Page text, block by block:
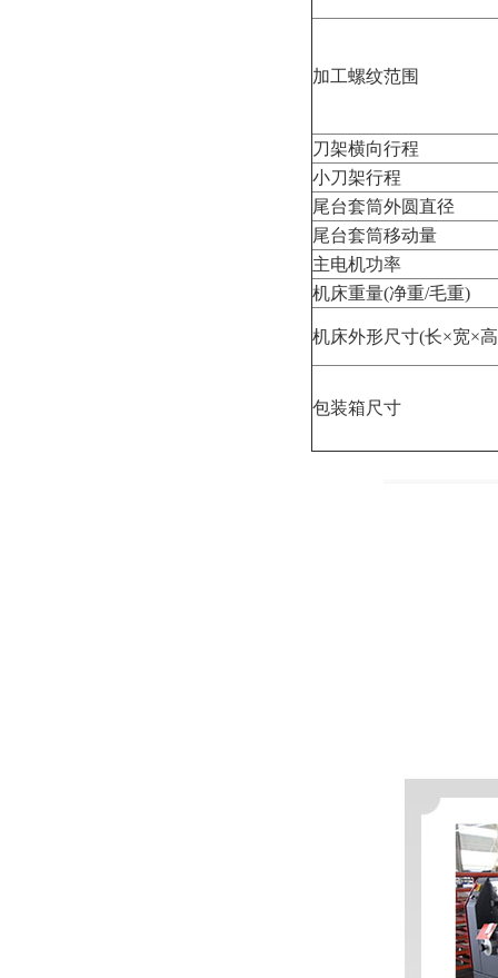
加工螺纹范围
刀架横向行程
小刀架行程
尾台套筒外圆直径
尾台套筒移动量
主电机功率
机床重量(净重/毛重)
机床外形尺寸(长×宽×
包装箱尺寸